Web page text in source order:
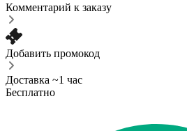
Комментарий к заказу
Добавить промокод
Доставка ~1 час
Бесплатно